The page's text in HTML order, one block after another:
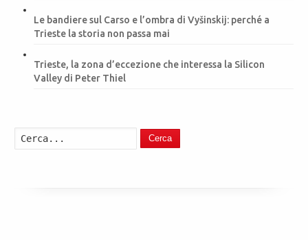
Le bandiere sul Carso e l’ombra di Vyšinskij: perché a
Trieste la storia non passa mai
Trieste, la zona d’eccezione che interessa la Silicon
Valley di Peter Thiel
Cerca